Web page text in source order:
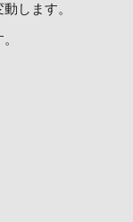
します。